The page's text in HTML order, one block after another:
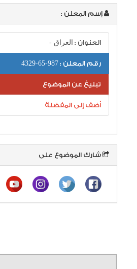
إسم المعلن :
العنوان :العراق -
رقم المعلن :987-65-4329
تبليغ عن الموضوع
أضف إلى المفضلة
شارك الموضوع على